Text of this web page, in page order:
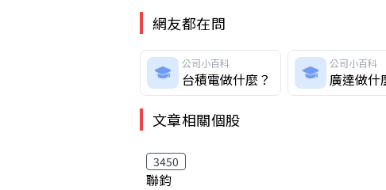
網友都在問
公司小百科
台積電做什麼？
公司小百科
廣達做什
文章相關個股
3450
聯鈞